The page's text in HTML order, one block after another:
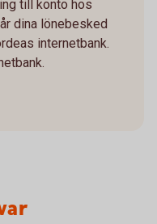
till konto hos
dina lönebesked
internetbank.